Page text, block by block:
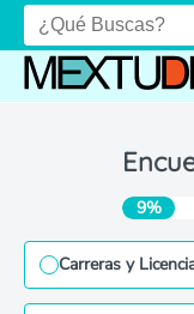
9%
Carreras y